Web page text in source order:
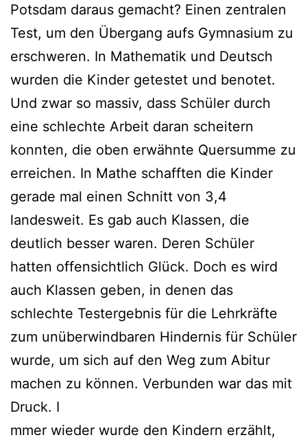
Potsdam daraus gemacht? Einen zentralen
Test, um den Übergang aufs Gymnasium zu
erschweren. In Mathematik und Deutsch
wurden die Kinder getestet und benotet.
Und zwar so massiv, dass Schüler durch
eine schlechte Arbeit daran scheitern
konnten, die oben erwähnte Quersumme zu
erreichen. In Mathe schafften die Kinder
gerade mal einen Schnitt von 3,4
landesweit. Es gab auch Klassen, die
deutlich besser waren. Deren Schüler
hatten offensichtlich Glück. Doch es wird
auch Klassen geben, in denen das
schlechte Testergebnis für die Lehrkräfte
zum unüberwindbaren Hindernis für Schüler
wurde, um sich auf den Weg zum Abitur
machen zu können. Verbunden war das mit
Druck. I
mmer wieder wurde den Kindern erzählt,